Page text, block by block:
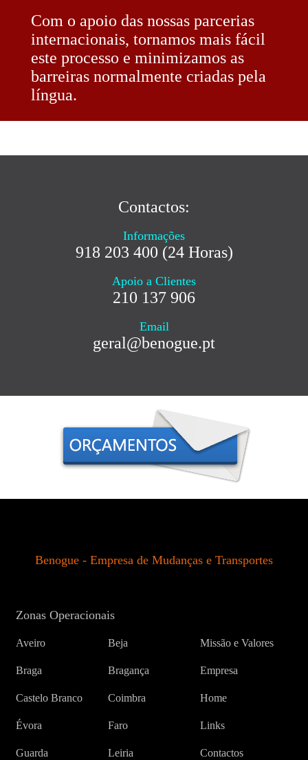
Com o apoio das nossas parcerias
internacionais, tornamos mais fácil
este processo e minimizamos as
barreiras normalmente criadas pela
língua.
Contactos:
Informações
918 203 400 (24 Horas)
Apoio a Clientes
210 137 906
Email
geral@benogue.pt
Benogue - Empresa de Mudanças e Transportes
Zonas Operacionais
Aveiro Beja Missão e Valores
Braga Bragança Empresa
Castelo Branco Coimbra Home
Évora Faro Links
Guarda Leiria Contactos